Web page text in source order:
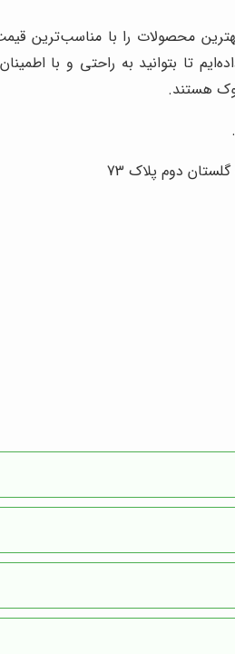
محصولات را با مناسب‌ترین
تا بتوانید به راحتی و با
هستند.
دوم پلاک 73